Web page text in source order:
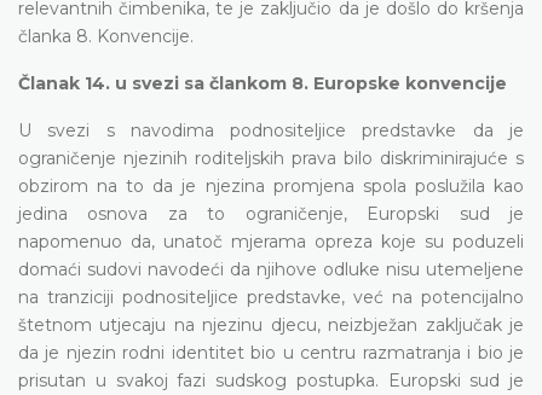
relevantnih čimbenika, te je zaključio da je došlo do kršenja
članka 8. Konvencije.
Članak 14. u svezi sa člankom 8. Europske konvencije
U svezi s navodima podnositeljice predstavke da je
ograničenje njezinih roditeljskih prava bilo diskriminirajuće s
obzirom na to da je njezina promjena spola poslužila kao
jedina osnova za to ograničenje, Europski sud je
napomenuo da, unatoč mjerama opreza koje su poduzeli
domaći sudovi navodeći da njihove odluke nisu utemeljene
na tranziciji podnositeljice predstavke, već na potencijalno
štetnom utjecaju na njezinu djecu, neizbježan zaključak je
da je njezin rodni identitet bio u centru razmatranja i bio je
prisutan u svakoj fazi sudskog postupka. Europski sud je